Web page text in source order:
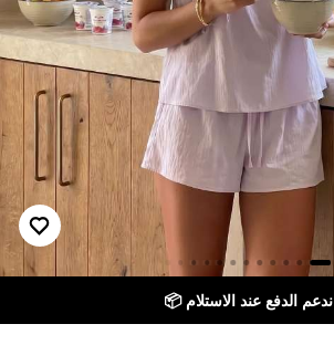
ندعم الدفع عند الاستلام 📦